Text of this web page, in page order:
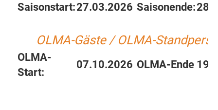
Saisonstart:27.03.2026 Saisonende:
OLMA-Gäste / OLMA-
OLMA-
Start:
07.10.2026 OLMA-Ende